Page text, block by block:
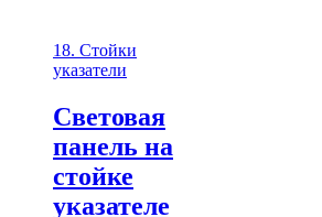
18. Стойки
указатели
Световая
панель на
стойке
указателе